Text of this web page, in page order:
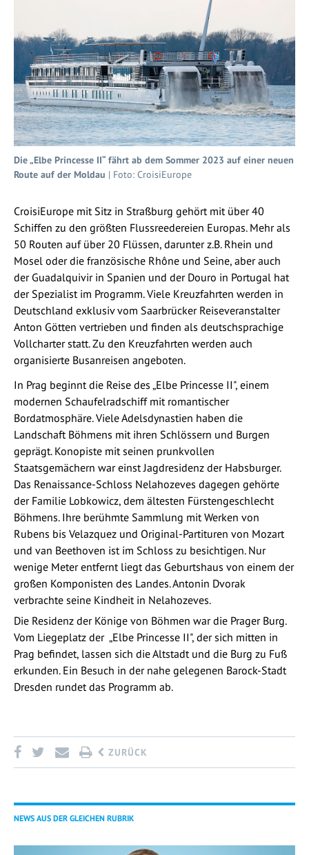
Die „Elbe Princesse II“ fährt ab dem Sommer 2023 auf einer neuen
Route auf der Moldau | Foto: CroisiEurope
CroisiEurope mit Sitz in Straßburg gehört mit über 40
Schiffen zu den größten Flussreedereien Europas. Mehr als
50 Routen auf über 20 Flüssen, darunter z.B. Rhein und
Mosel oder die französische Rhône und Seine, aber auch
der Guadalquivir in Spanien und der Douro in Portugal hat
der Spezialist im Programm. Viele Kreuzfahrten werden in
Deutschland exklusiv vom Saarbrücker Reiseveranstalter
Anton Götten vertrieben und finden als deutschsprachige
Vollcharter statt. Zu den Kreuzfahrten werden auch
organisierte Busanreisen angeboten.
In Prag beginnt die Reise des „Elbe Princesse II", einem
modernen Schaufelradschiff mit romantischer
Bordatmosphäre. Viele Adelsdynastien haben die
Landschaft Böhmens mit ihren Schlössern und Burgen
geprägt. Konopiste mit seinen prunkvollen
Staatsgemächern war einst Jagdresidenz der Habsburger.
Das Renaissance-Schloss Nelahozeves dagegen gehörte
der Familie Lobkowicz, dem ältesten Fürstengeschlecht
Böhmens. Ihre berühmte Sammlung mit Werken von
Rubens bis Velazquez und Original-Partituren von Mozart
und van Beethoven ist im Schloss zu besichtigen. Nur
wenige Meter entfernt liegt das Geburtshaus von einem der
großen Komponisten des Landes. Antonin Dvorak
verbrachte seine Kindheit in Nelahozeves.
Die Residenz der Könige von Böhmen war die Prager Burg.
Vom Liegeplatz der „Elbe Princesse II", der sich mitten in
Prag befindet, lassen sich die Altstadt und die Burg zu Fuß
erkunden. Ein Besuch in der nahe gelegenen Barock-Stadt
Dresden rundet das Programm ab.
ZURÜCK
NEWS AUS DER GLEICHEN RUBRIK